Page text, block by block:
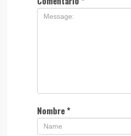
Nombre*